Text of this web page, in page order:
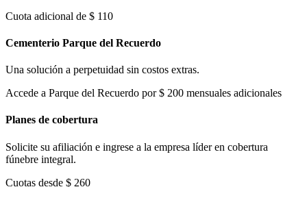
Cuota adicional de $ 110
Cementerio Parque del Recuerdo
Una solución a perpetuidad sin costos extras.
Accede a Parque del Recuerdo por $ 200 mensuales adicionales
Planes de cobertura
Solicite su afiliación e ingrese a la empresa líder en cobertura
fúnebre integral.
Cuotas desde $ 260